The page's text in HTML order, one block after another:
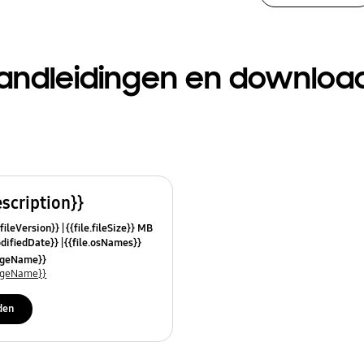
en
{{file.fileSize}} MB
{{file.osNames}}